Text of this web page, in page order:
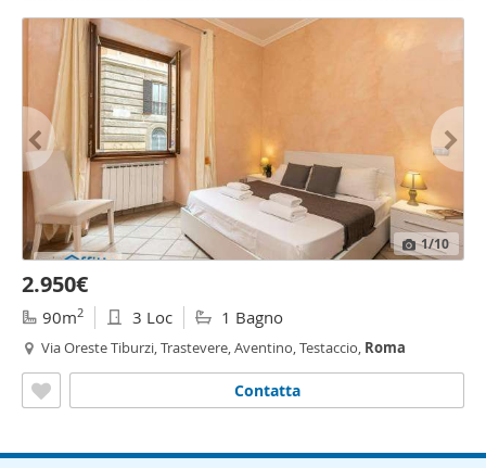
1/10
2.950€
90m2 3 Loc 1 Bagno
Via Oreste Tiburzi, Trastevere, Aventino, Testaccio, Roma
Contatta